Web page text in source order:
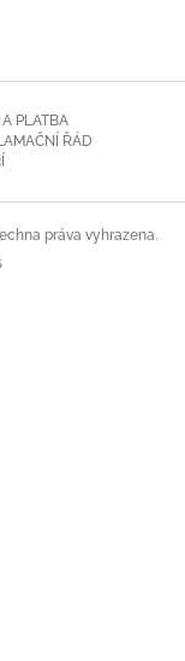
A PLATBA
ŘÁD
práva vyhrazena.